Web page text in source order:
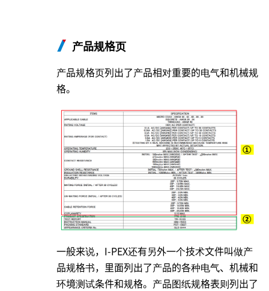
产品规格页
产品规格页列出了产品相对重要的电气和机械规
格。
一般来说， I-PEX还有另外一个技术文件叫做产
品规格书，里面列出了产品的各种电气、机械和
环境测试条件和规格。产品图纸规格表则列出了